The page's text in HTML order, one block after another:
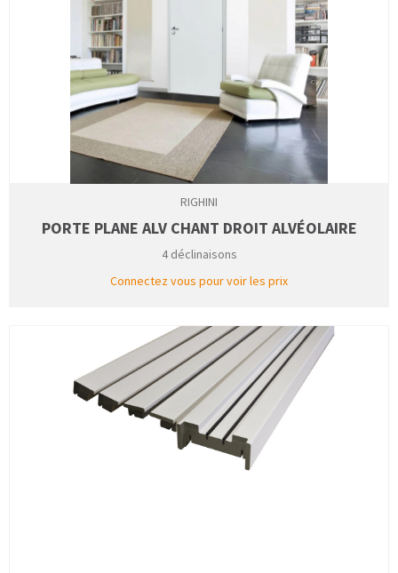
RIGHINI
PORTE PLANE ALV CHANT DROIT ALVÉOLAIRE
4 déclinaisons
Connectez vous pour voir les prix